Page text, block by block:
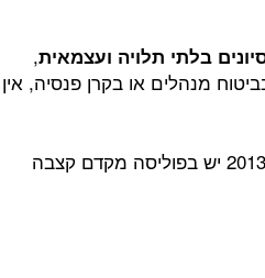
בלתי תלויה ועצמאית,
מנהלים או בקרן פנסיה, אין
"למשל, לעובדים שהצטרפו לביטוח המנהלים לפני שנת 2013 יש בפוליסה מקדם קצבה